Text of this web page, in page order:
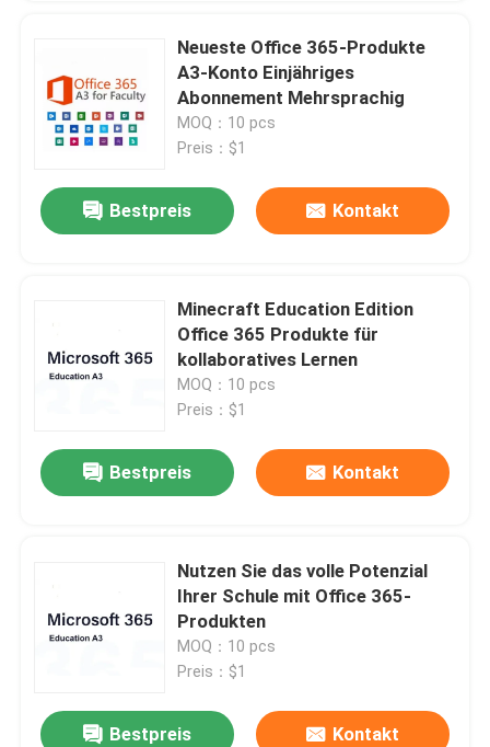
Neueste Office 365-Produkte
A3-Konto Einjähriges
Abonnement Mehrsprachig
MOQ：10 pcs
Preis：$1
Bestpreis Kontakt
Minecraft Education Edition
Office 365 Produkte für
kollaboratives Lernen
MOQ：10 pcs
Preis：$1
Bestpreis Kontakt
Nutzen Sie das volle Potenzial
Ihrer Schule mit Office 365-
Produkten
MOQ：10 pcs
Preis：$1
Bestpreis Kontakt